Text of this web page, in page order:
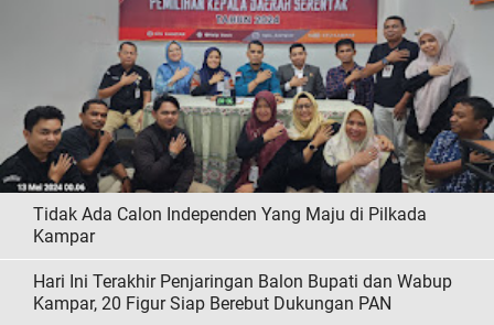
Tidak Ada Calon Independen Yang Maju di Pilkada
Kampar
Hari Ini Terakhir Penjaringan Balon Bupati dan Wabup
Kampar, 20 Figur Siap Berebut Dukungan PAN